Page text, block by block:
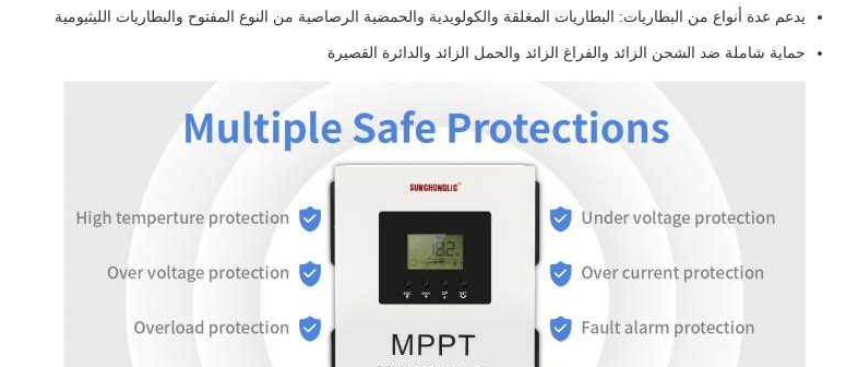
يدعم عدة أنواع من البطاريات: البطاريات المغلقة والكولويدية والحمضية الرصاصية من النوع المفتوح والبطاريات الليثيومية
حماية شاملة ضد الشحن الزائد والفراغ الزائد والحمل الزائد والدائرة القصيرة